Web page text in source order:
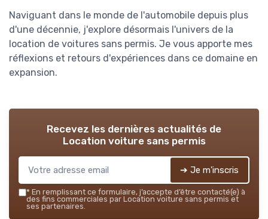
Naviguant dans le monde de l'automobile depuis plus
d'une décennie, j'explore désormais l'univers de la
location de voitures sans permis. Je vous apporte mes
réflexions et retours d'expériences dans ce domaine en
expansion.
Recevez les dernières actualités de
Location voiture sans permis
➔ Je m'inscris
* En remplissant ce formulaire, j’accepte d’être contacté(e) à
des fins commerciales par Location voiture sans permis et
ses partenaires.